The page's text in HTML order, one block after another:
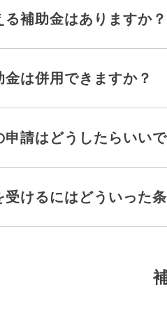
補助金はありますか？
は併用できますか？
請はどうしたらいい
けるにはどういった